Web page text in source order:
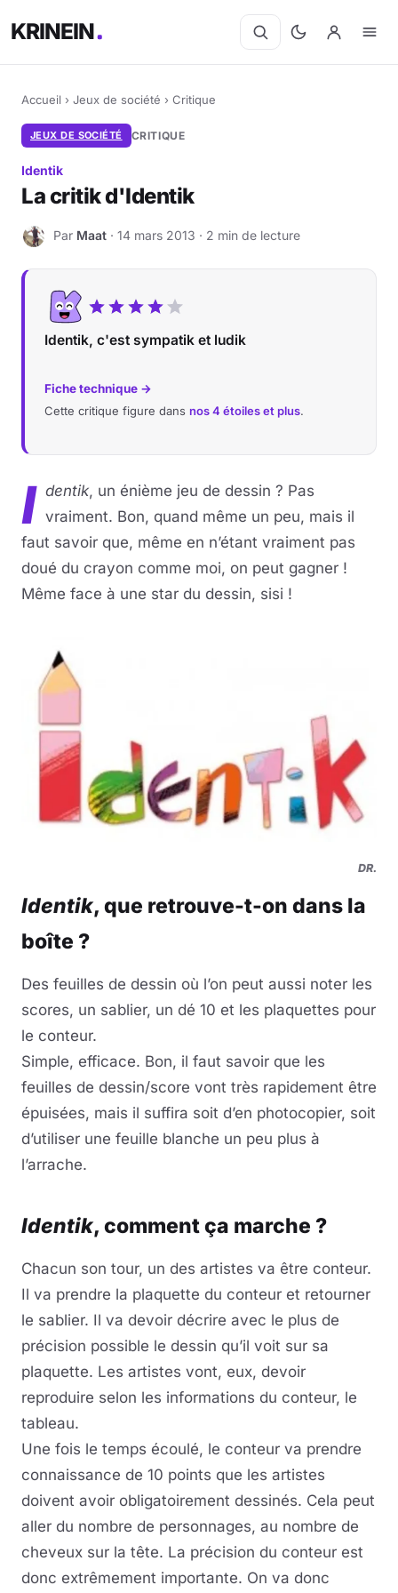
KRINEIN
Accueil › Jeux de société › Critique
JEUX DE SOCIÉTÉ CRITIQUE
Identik
La critik d'Identik
M Par Maat · 14 mars 2013 · 2 min de lecture
Identik, c'est sympatik et ludik
Fiche technique →
Cette critique figure dans nos 4 étoiles et plus.
I dentik, un énième jeu de dessin ? Pas
vraiment. Bon, quand même un peu, mais il
faut savoir que, même en n’étant vraiment pas
doué du crayon comme moi, on peut gagner !
Même face à une star du dessin, sisi !
DR.
Identik, que retrouve-t-on dans la
boîte ?
Des feuilles de dessin où l’on peut aussi noter les
scores, un sablier, un dé 10 et les plaquettes pour
le conteur.
Simple, efficace. Bon, il faut savoir que les
feuilles de dessin/score vont très rapidement être
épuisées, mais il suffira soit d’en photocopier, soit
d’utiliser une feuille blanche un peu plus à
l’arrache.
Identik, comment ça marche ?
Chacun son tour, un des artistes va être conteur.
Il va prendre la plaquette du conteur et retourner
le sablier. Il va devoir décrire avec le plus de
précision possible le dessin qu’il voit sur sa
plaquette. Les artistes vont, eux, devoir
reproduire selon les informations du conteur, le
tableau.
Une fois le temps écoulé, le conteur va prendre
connaissance de 10 points que les artistes
doivent avoir obligatoirement dessinés. Cela peut
aller du nombre de personnages, au nombre de
cheveux sur la tête. La précision du conteur est
donc extrêmement importante. On va donc